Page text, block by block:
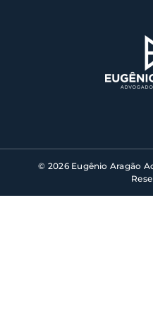
© 2026 Eugênio Aragão